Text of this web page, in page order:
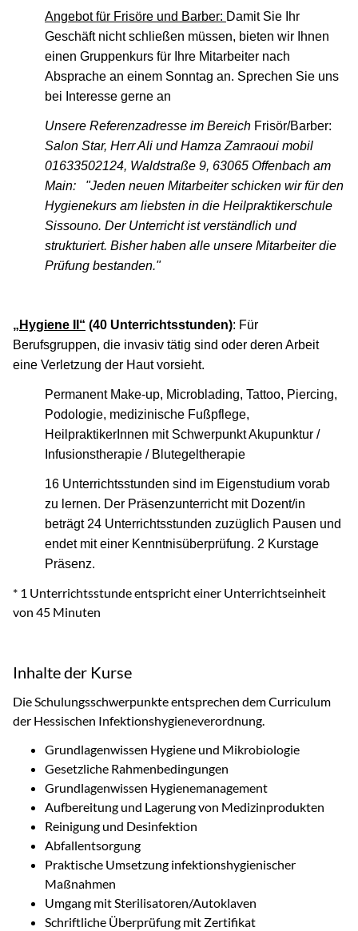
Angebot für Frisöre und Barber: Damit Sie Ihr
Geschäft nicht schließen müssen, bieten wir Ihnen
einen Gruppenkurs für Ihre Mitarbeiter nach
Absprache an einem Sonntag an. Sprechen Sie uns
bei Interesse gerne an
Unsere Referenzadresse im Bereich Frisör/Barber:
Salon Star, Herr Ali und Hamza Zamraoui mobil
01633502124, Waldstraße 9, 63065 Offenbach am
Main: "Jeden neuen Mitarbeiter schicken wir für den
Hygienekurs am liebsten in die Heilpraktikerschule
Sissouno. Der Unterricht ist verständlich und
strukturiert. Bisher haben alle unsere Mitarbeiter die
Prüfung bestanden."
„Hygiene II“ (40 Unterrichtsstunden): Für
Berufsgruppen, die invasiv tätig sind oder deren Arbeit
eine Verletzung der Haut vorsieht.
Permanent Make-up, Microblading, Tattoo, Piercing,
Podologie, medizinische Fußpflege,
HeilpraktikerInnen mit Schwerpunkt Akupunktur /
Infusionstherapie / Blutegeltherapie
16 Unterrichtsstunden sind im Eigenstudium vorab
zu lernen. Der Präsenzunterricht mit Dozent/in
beträgt 24 Unterrichtsstunden zuzüglich Pausen und
endet mit einer Kenntnisüberprüfung. 2 Kurstage
Präsenz.
* 1 Unterrichtsstunde entspricht einer Unterrichtseinheit
von 45 Minuten
Inhalte der Kurse
Die Schulungsschwerpunkte entsprechen dem Curriculum
der Hessischen Infektionshygieneverordnung.
Grundlagenwissen Hygiene und Mikrobiologie
Gesetzliche Rahmenbedingungen
Grundlagenwissen Hygienemanagement
Aufbereitung und Lagerung von Medizinprodukten
Reinigung und Desinfektion
Abfallentsorgung
Praktische Umsetzung infektionshygienischer
Maßnahmen
Umgang mit Sterilisatoren/Autoklaven
Schriftliche Überprüfung mit Zertifikat